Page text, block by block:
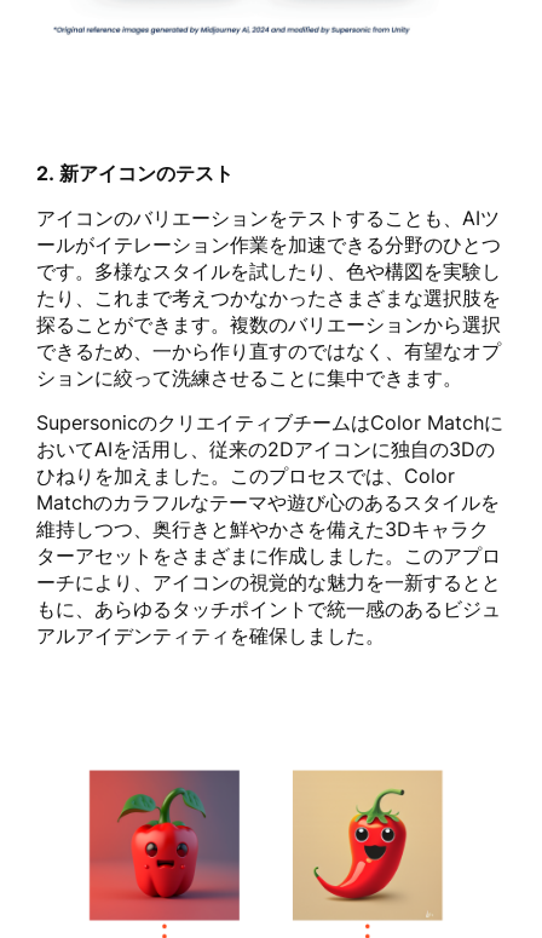
2. 新アイコンのテスト
アイコンのバリエーションをテストすることも、AIツ
ールがイテレーション作業を加速できる分野のひとつ
です。多様なスタイルを試したり、色や構図を実験し
たり、これまで考えつかなかったさまざまな選択肢を
探ることができます。複数のバリエーションから選択
できるため、一から作り直すのではなく、有望なオプ
ションに絞って洗練させることに集中できます。
SupersonicのクリエイティブチームはColor Matchに
おいてAIを活用し、従来の2Dアイコンに独自の3Dの
ひねりを加えました。このプロセスでは、Color
Matchのカラフルなテーマや遊び心のあるスタイルを
維持しつつ、奥行きと鮮やかさを備えた3Dキャラク
ターアセットをさまざまに作成しました。このアプロ
ーチにより、アイコンの視覚的な魅力を一新するとと
もに、あらゆるタッチポイントで統一感のあるビジュ
アルアイデンティティを確保しました。